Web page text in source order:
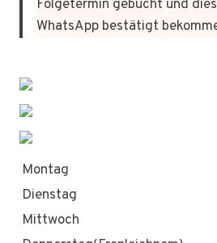
Folgetermin gebucht und
WhatsApp bestätigt
Montag
Dienstag
Mittwoch